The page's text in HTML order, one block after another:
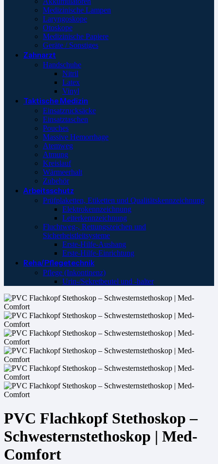
Medizinische Lampen
Laryngoskope
Otoskope
Medizinische Papiere
Geräte / Sonstiges
Zahnarzt
Handschuhe
Nitril
Latex
Vinyl
Taktische Medizin
Einsatzrucksäcke
Einsatztaschen
Pouches
Massive Hemorrhage
Atemweg
Atmung
Kreislauf
Wärmeerhalt
Zubehör
Arbeitsschutz
Prüfplaketten, Etiketten und Qualitätskennzeichnung
Elektrokennzeichnung
Leiterkennzeichnung
Fluchtweg-, Rettungszeichen und
Sicherheistleitsysteme
Erste-Hilfe-Aushang
Erste-Hilfe-Einrichtung
Reha/Pflegetechnik
Pflege (Inkontinenz)
Urin-/Sekretbeutel und -halter
PVC Flachkopf Stethoskop –
Schwesternstethoskop | Med-
Comfort